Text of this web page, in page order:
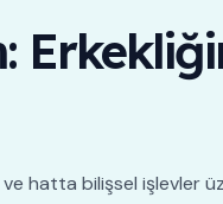
ve hatta bilişsel işlevler